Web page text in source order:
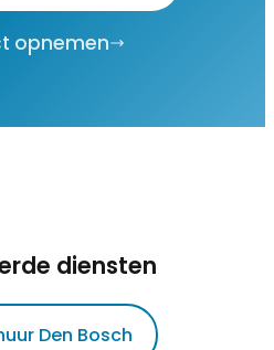
opnemen
diensten
Den Bosch